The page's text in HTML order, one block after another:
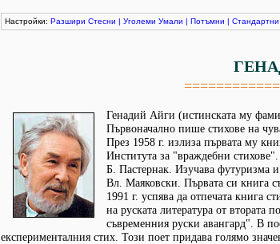
Настройки: Разшири Стесни | Уголеми Умали | Потъмни | Стандартни
Генадий Айги (истинската му
Първоначално пише стихове на
През 1958 г. излиза първата му
Института за "враждебни
Б. Пастернак. Изучава футуризма
Вл. Маяковски. Първата си книга
1991 г. успява да отпечата книга
на руската литература от втората
съвременния руски авангард". В
експерименталния стих. Този поет придава голямо